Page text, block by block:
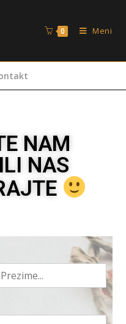
0 Meni
NAM
NAS